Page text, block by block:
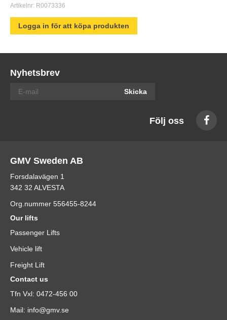
Artikelnr: R0073336
Logga in för att köpa produkten
Nyhetsbrev
Skicka
Följ oss
GMV Sweden AB
Forsdalavägen 1
342 32 ALVESTA
Org.nummer 556455-8244
Our lifts
Passenger Lifts
Vehicle lift
Freight Lift
Contact us
Tfn Vxl: 0472-456 00
Mail: info@gmv.se